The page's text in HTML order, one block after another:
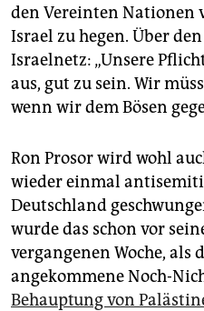
den Vereinten Nationen
Israel zu hegen. Über
Israelnetz: „Unsere
aus, gut zu sein. Wir
wenn wir dem Bösen
Ron Prosor wird wohl
wieder einmal
Deutschland
wurde das schon vor
vergangenen Woche, als
angekommene Noch-
Behauptung von